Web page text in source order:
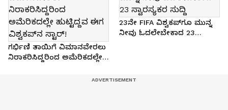
ಗರ್ಭಿಣಿ ತಾಯಿಗೆ ವಿಮಾನವೇರಲು
ನಿರಾಕರಿಸಿದ್ದರಿಂದ ಅಮೆರಿಕದಲ್ಲೇ
23ನೇ FIFA ವಿಶ್ವಕಪ್‌ಗೂ ಮುನ್ನ
ನೀವು ಓದಲೇಬೇಕಾದ 23